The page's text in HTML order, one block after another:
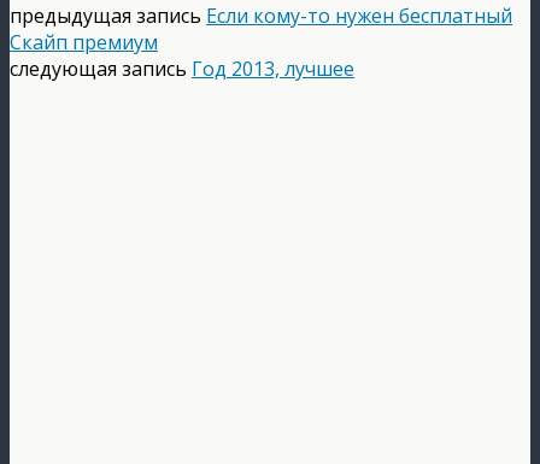
предыдущая запись Если кому-то нужен бесплатный
Скайп премиум
следующая запись Год 2013, лучшее